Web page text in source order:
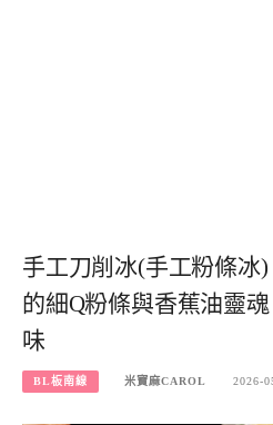
手工刀削冰(手工粉條冰
的細Q粉條與香蕉油靈
味
BL板南線 米寶麻CAROL 2026-